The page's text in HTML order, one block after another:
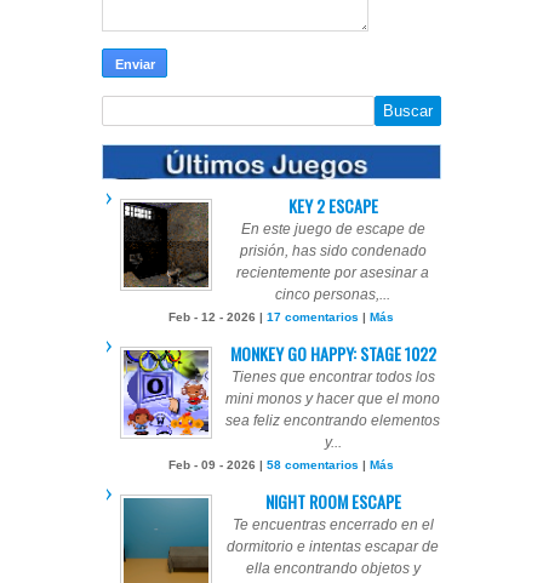
KEY 2 ESCAPE
En este juego de escape de
prisión, has sido condenado
recientemente por asesinar a
cinco personas,...
Feb - 12 - 2026 | 17 comentarios | Más
MONKEY GO HAPPY: STAGE 1022
Tienes que encontrar todos los
mini monos y hacer que el mono
sea feliz encontrando elementos
y...
Feb - 09 - 2026 | 58 comentarios | Más
NIGHT ROOM ESCAPE
Te encuentras encerrado en el
dormitorio e intentas escapar de
ella encontrando objetos y